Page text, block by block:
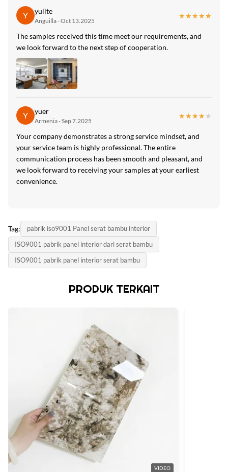
Y yulite
Anguilla - Oct 13.2025
★★★★★
★★★★★
The samples received this time meet our requirements, and
we look forward to the next step of cooperation.
Y yuer
Armenia - Sep 7.2025
★★★★★
★★★★★
Your company demonstrates a strong service mindset, and
your service team is highly professional. The entire
communication process has been smooth and pleasant, and
we look forward to receiving your samples at your earliest
convenience.
Tag:
pabrik iso9001 Panel serat bambu interior
ISO9001 pabrik panel interior dari serat bambu
ISO9001 pabrik panel interior serat bambu
PRODUK TERKAIT
VIDEO